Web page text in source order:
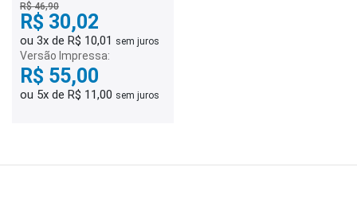
R$ 46,90
R$ 30,02
ou 3x de R$ 10,01 sem juros
Versão Impressa:
R$ 55,00
ou 5x de R$ 11,00 sem juros